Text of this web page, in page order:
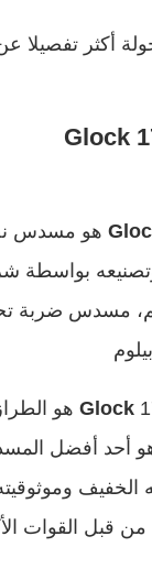
أكثر
Glock
هو مسدس
بواسطة
مسدس ضربة
Glock هو
أحد أفضل
قبل القوات